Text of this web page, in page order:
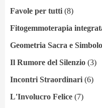
Favole per tutti (8)
Fitogemmoterapia
Geometria Sacra e
Il Rumore del Silenzio (3)
Incontri Straordinari (6)
L'Involucro Felice (7)